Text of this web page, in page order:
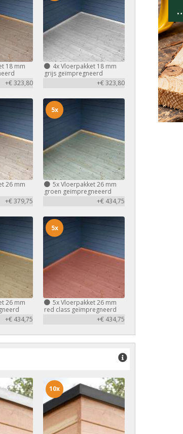
18 mm
+€ 323,80
4xVloerpakket 18 mm
grijs geïmpregneerd
+€ 323,80
26 mm
+€ 379,75
5xVloerpakket 26 mm
groen geïmpregneeerd
+€ 434,75
5x
26 mm
+€ 434,75
5xVloerpakket 26 mm
red class geïmpregneerd
+€ 434,75
5x
10x